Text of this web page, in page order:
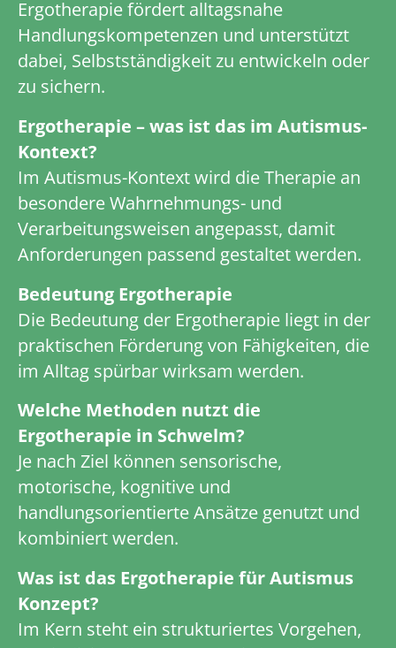
Ergotherapie fördert alltagsnahe
Handlungskompetenzen und unterstützt
dabei, Selbstständigkeit zu entwickeln oder
zu sichern.
Ergotherapie – was ist das im Autismus-
Kontext?
Im Autismus-Kontext wird die Therapie an
besondere Wahrnehmungs- und
Verarbeitungsweisen angepasst, damit
Anforderungen passend gestaltet werden.
Bedeutung Ergotherapie
Die Bedeutung der Ergotherapie liegt in der
praktischen Förderung von Fähigkeiten, die
im Alltag spürbar wirksam werden.
Welche Methoden nutzt die
Ergotherapie in Schwelm?
Je nach Ziel können sensorische,
motorische, kognitive und
handlungsorientierte Ansätze genutzt und
kombiniert werden.
Was ist das Ergotherapie für Autismus
Konzept?
Im Kern steht ein strukturiertes Vorgehen,